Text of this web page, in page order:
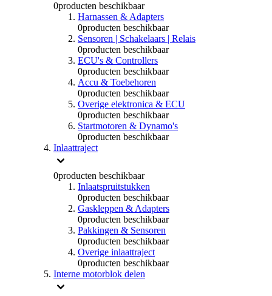
0producten beschikbaar
Harnassen & Adapters
0producten beschikbaar
Sensoren | Schakelaars | Relais
0producten beschikbaar
ECU's & Controllers
0producten beschikbaar
Accu & Toebehoren
0producten beschikbaar
Overige elektronica & ECU
0producten beschikbaar
Startmotoren & Dynamo's
0producten beschikbaar
Inlaattraject
0producten beschikbaar
Inlaatspruitstukken
0producten beschikbaar
Gaskleppen & Adapters
0producten beschikbaar
Pakkingen & Sensoren
0producten beschikbaar
Overige inlaattraject
0producten beschikbaar
Interne motorblok delen